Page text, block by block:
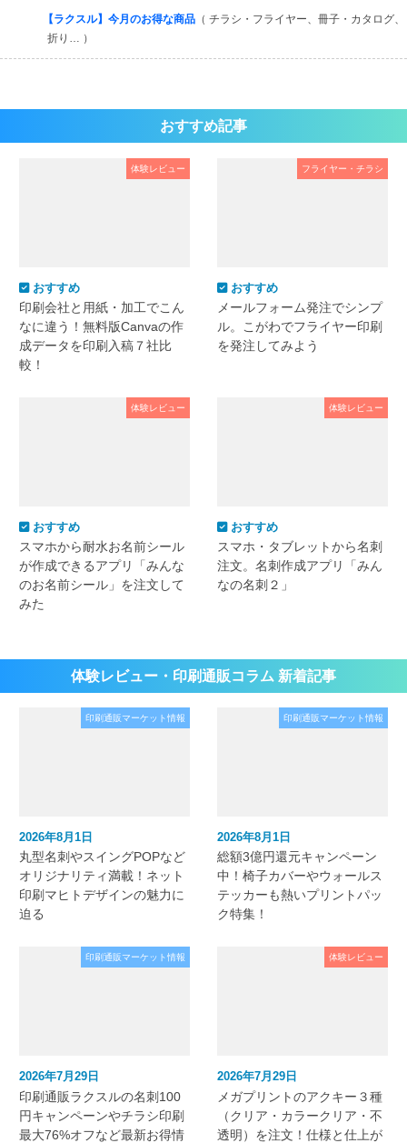
【ラクスル】今月のお得な商品 （ チラシ・フライヤー、冊子・カタログ、
折り… ）
おすすめ記事
体験レビュー
おすすめ
印刷会社と用紙・加工でこん
なに違う！無料版Canvaの作
成データを印刷入稿７社比
較！
フライヤー・チラシ
おすすめ
メールフォーム発注でシンプ
ル。こがわでフライヤー印刷
を発注してみよう
体験レビュー
おすすめ
スマホから耐水お名前シール
が作成できるアプリ「みんな
のお名前シール」を注文して
みた
体験レビュー
おすすめ
スマホ・タブレットから名刺
注文。名刺作成アプリ「みん
なの名刺２」
体験レビュー・印刷通販コラム 新着記事
印刷通販マーケット情報
2026年8月1日
丸型名刺やスイングPOPなど
オリジナリティ満載！ネット
印刷マヒトデザインの魅力に
迫る
印刷通販マーケット情報
2026年8月1日
総額3億円還元キャンペーン
中！椅子カバーやウォールス
テッカーも熱いプリントパッ
ク特集！
印刷通販マーケット情報
2026年7月29日
印刷通販ラクスルの名刺100
円キャンペーンやチラシ印刷
最大76%オフなど最新お得情
体験レビュー
2026年7月29日
メガプリントのアクキー３種
（クリア・カラークリア・不
透明）を注文！仕様と仕上が